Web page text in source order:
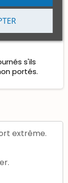
la
s'ils
portés.
extrême.